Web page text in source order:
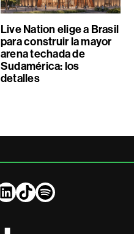
Live Nation elige a Brasil
para construir la mayor
arena techada de
Sudamérica: los
detalles